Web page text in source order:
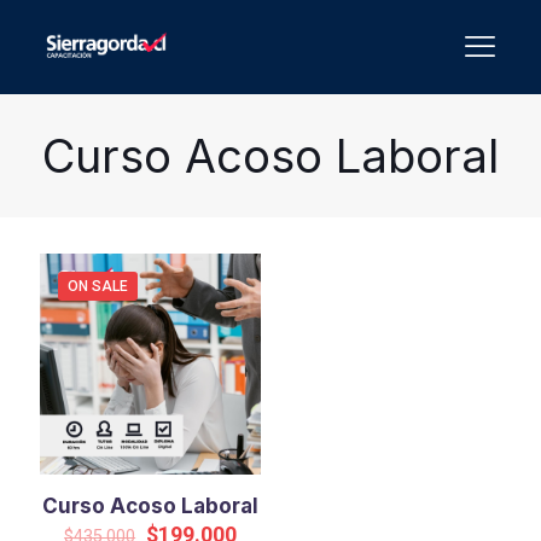
Curso Acoso Laboral
ON SALE
Curso Acoso Laboral
Original
$199.000Current